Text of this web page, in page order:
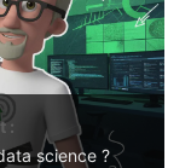
:
science ?